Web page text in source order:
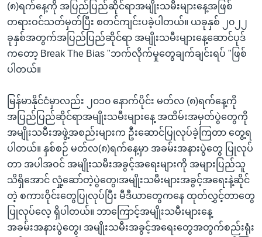
(၈)ရက်နေ့ကို အပြည်ပြည်ဆိုင်ရာအမျိုးသမီးများနေ့အဖြစ်
တရားဝင်သတ်မှတ်ပြီး စတင်ကျင်းပခဲ့ပါတယ်။ ယခုနှစ် ၂၀၂၂
ခုနှစ်အတွက်အပြည်ပြည်ဆိုင်ရာ အမျိုးသမီးများနေ့ဆောင်ပုဒ်
ကတော့ Break The Bias "ဘက်လိုက်မှုတွေချက်ချင်းရပ် "ဖြစ်
ပါတယ်။
မြန်မာနိုင်ငံမှာလည်း ၂၀၁၀ နောက်ပိုင်း မတ်လ (၈)ရက်နေ့ကို
အပြည်ပြည်ဆိုင်ရာအမျိုးသမီးများနေ့ အထိမ်းအမှတ်ပွဲတွေကို
အမျိုးသမီးအဖွဲ့အစည်းများက ဦးဆောင်ပြုလုပ်ခဲ့ကြတာ တွေ့ရ
ပါတယ်။ နှစ်စဉ် မတ်လ(၈)ရက်နေ့မှာ အခမ်းအနားပွဲတွေ ပြုလုပ်
တာ အပါအဝင် အမျိုးသမီးအခွင့်အရေးများကို အများပြည်သူ
သိရှိအောင် လှုံ့ဆော်တဲ့ပွဲတွေ၊အမျိုးသမီးများအခွင့်အရေးနဲ့ဆိုင်
တဲ့ စကားဝိုင်းတွေပြုလုပ်ပြီး မီဒီယာတွေကနေ ထုတ်လွှင့်တာတွေ
ပြုလုပ်လေ့ ရှိပါတယ်။ ဘာကြောင့်အမျိုးသမီးများနေ့
အခမ်းအနားပွဲတွေ၊ အမျိုးသမီးအခွင့်အရေးတွေအတွက်စည်းရုံး